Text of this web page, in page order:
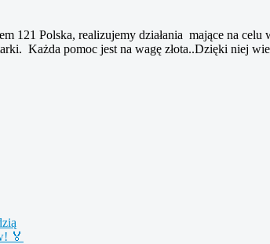
Polska, realizujemy działania mające na celu
Każda pomoc jest na wagę złota..Dzięki niej
🏅